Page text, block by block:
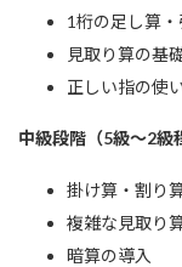
1桁の足し算
見取り算の基
正しい指の使
中級段階（5級～2級
掛け算・割り
複雑な見取り
暗算の導入